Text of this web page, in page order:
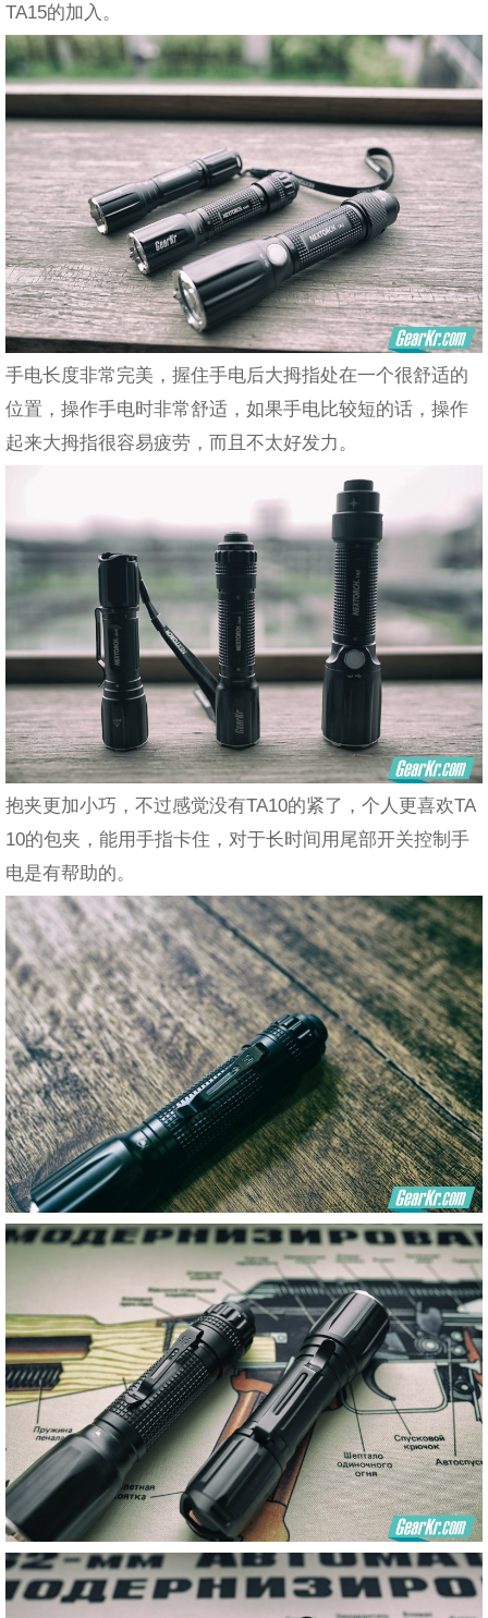
TA15的加入。
手电长度非常完美，握住手电后大拇指处在一个很舒适的
位置，操作手电时非常舒适，如果手电比较短的话，操作
起来大拇指很容易疲劳，而且不太好发力。
抱夹更加小巧，不过感觉没有TA10的紧了，个人更喜欢TA
10的包夹，能用手指卡住，对于长时间用尾部开关控制手
电是有帮助的。